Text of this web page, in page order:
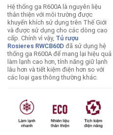
Hệ thống ga R600A là nguyên liệu
thân thiện với môi trường được
khuyến khích sử dụng trên Thế Giới
và được sử dụng cho các dòng cao
cấp. Chính vì vậy, Tủ rượu
Rosieres RWCB60D đã sử dụng hệ
thống ga R600A để mang lại hiệu quả
làm lạnh cao hơn, tính năng giữ lạnh
lâu hơn và tiết kiệm điện hơn so với
các loại gas thông thường khác.